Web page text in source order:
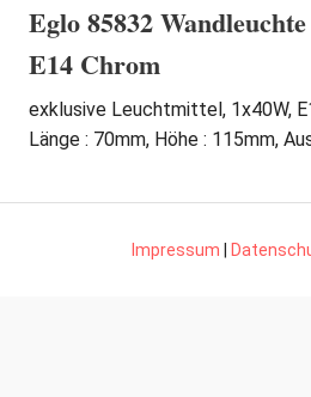
Eglo 85832
E14 Chrom
exklusive Leuchtmittel, 1x40W,
Länge : 70mm, Höhe : 115mm,
Impressum